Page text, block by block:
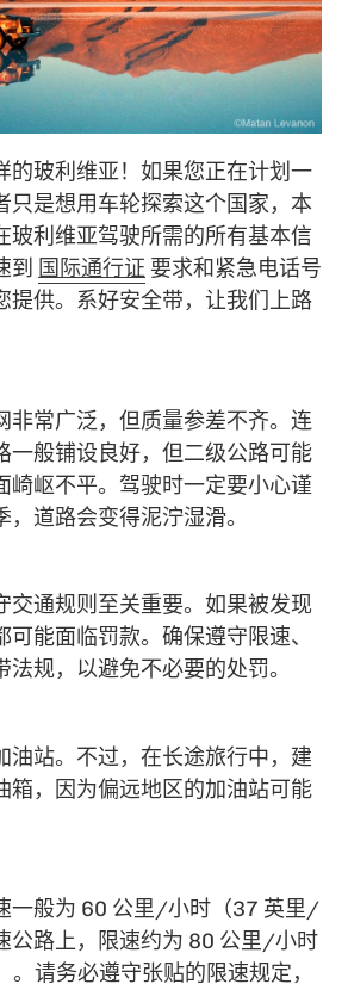
的玻利维亚！如果您正在计划一
只是想用车轮探索这个国家，本
玻利维亚驾驶所需的所有基本信
到 国际通行证 要求和紧急电话号
提供。系好安全带，让我们上路
非常广泛，但质量参差不齐。连
一般铺设良好，但二级公路可能
崎岖不平。驾驶时一定要小心谨
道路会变得泥泞湿滑。
交通规则至关重要。如果被发现
能面临罚款。确保遵守限速、
规，以避免不必要的处罚。
油站。不过，在长途旅行中，建
箱，因为偏远地区的加油站可能
一般为 60 公里/小时（37 英里/
公路上，限速约为 80 公里/小时
。请务必遵守张贴的限速规定，